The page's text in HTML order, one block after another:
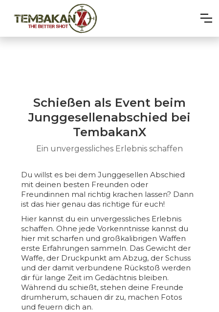
Schießen als Event beim
Junggesellenabschied bei
TembakanX
Ein unvergessliches Erlebnis schaffen
Du willst es bei dem Junggesellen Abschied
mit deinen besten Freunden oder
Freundinnen mal richtig krachen lassen? Dann
ist das hier genau das richtige für euch!
Hier kannst du ein unvergessliches Erlebnis
schaffen. Ohne jede Vorkenntnisse kannst du
hier mit scharfen und großkalibrigen Waffen
erste Erfahrungen sammeln. Das Gewicht der
Waffe, der Druckpunkt am Abzug, der Schuss
und der damit verbundene Rückstoß werden
dir für lange Zeit im Gedächtnis bleiben.
Während du schießt, stehen deine Freunde
drumherum, schauen dir zu, machen Fotos
und feuern dich an.